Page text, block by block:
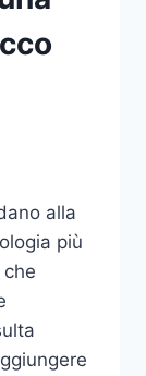
alla
più